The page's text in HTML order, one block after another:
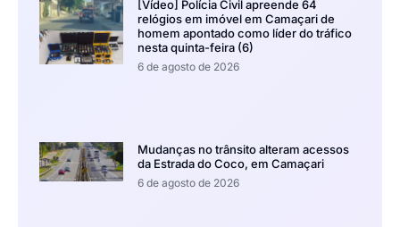
[Vídeo] Polícia Civil apreende 64
relógios em imóvel em Camaçari de
homem apontado como líder do tráfico
nesta quinta-feira (6)
6 de agosto de 2026
Mudanças no trânsito alteram acessos
da Estrada do Coco, em Camaçari
6 de agosto de 2026